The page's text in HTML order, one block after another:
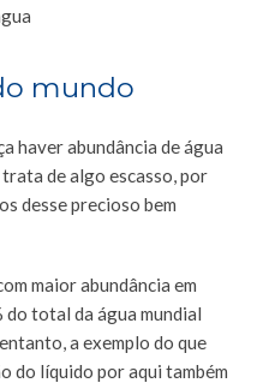
mundo
haver abundância de água
de algo escasso, por
desse precioso bem
maior abundância em
total da água mundial
a exemplo do que
do líquido por aqui também